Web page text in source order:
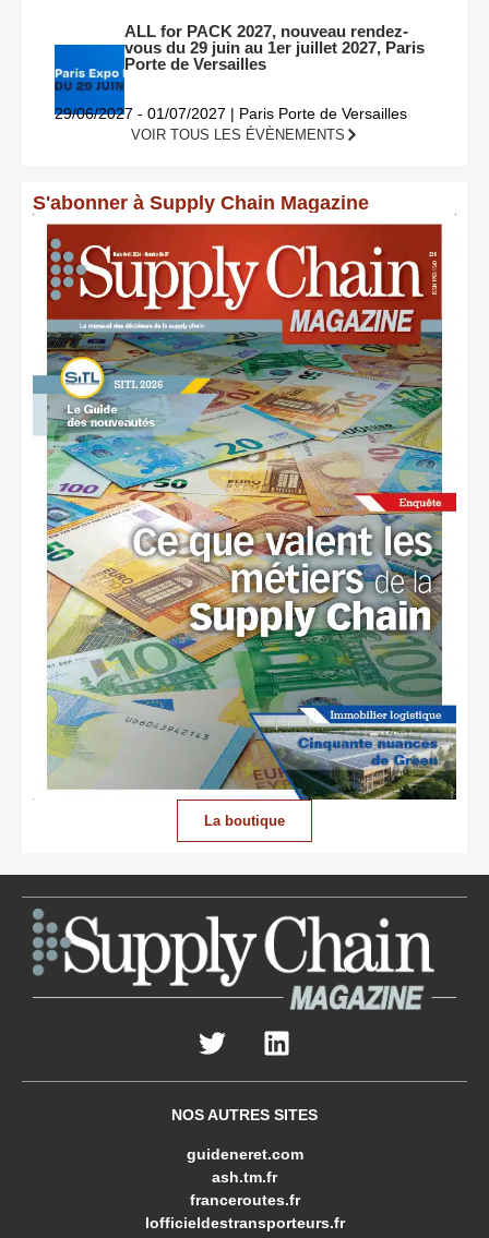
ALL for PACK 2027, nouveau rendez-
vous du 29 juin au 1er juillet 2027, Paris
Porte de Versailles
29/06/2027 - 01/07/2027 | Paris Porte de Versailles
VOIR TOUS LES ÉVÈNEMENTS
S'abonner à Supply Chain Magazine
La boutique
NOS AUTRES SITES
guideneret.com
ash.tm.fr
franceroutes.fr
lofficieldestransporteurs.fr